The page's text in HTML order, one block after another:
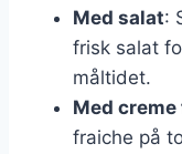
Med salat:
frisk salat
måltidet.
Med
fraiche på